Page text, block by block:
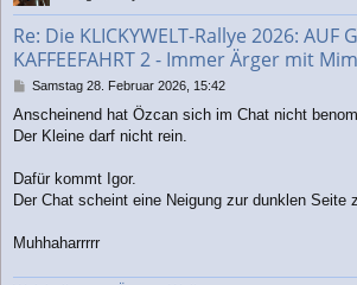
Re: Die KLICKYWELT-Rallye 2026: AUF
KAFFEEFAHRT 2 - Immer Ärger mit
B
i
t
a
Samstag 28. Februar 2026, 15:42
Anscheinend hat Özcan sich im Chat nicht
Der Kleine darf nicht rein.
Dafür kommt Igor.
Der Chat scheint eine Neigung zur dunklen Seite
Muhhaharrrrr